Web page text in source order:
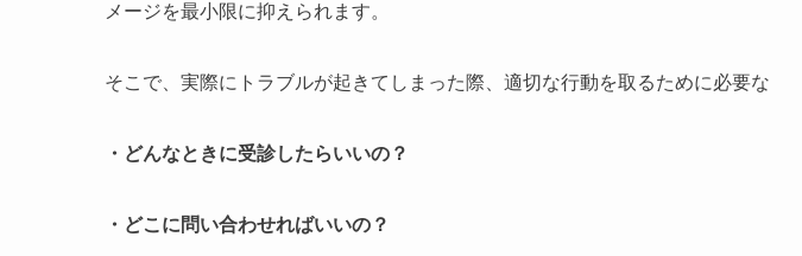
メージを最小限に抑えられます。
そこで、実際にトラブルが起きてしまった際、適切な行動を取るために必要な
・どんなときに受診したらいいの？
・どこに問い合わせればいいの？